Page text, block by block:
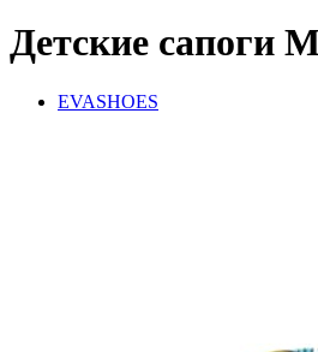
Детские сапоги
EVASHOES